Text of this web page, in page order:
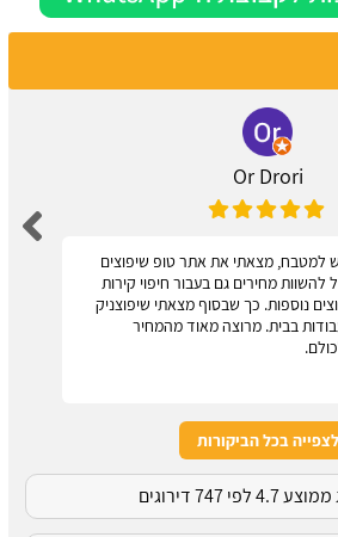
Or Drori
למטבח, מצאתי את אתר טופ שיפוצים
להשוות מחירים גם בעבור חיפוי קירות
נוספות. כך שבסוף מצאתי שיפוצניק
בבית. מרוצה מאוד מהמחיר
לצפייה בכל הביקורות
לפי 747 דירוגים